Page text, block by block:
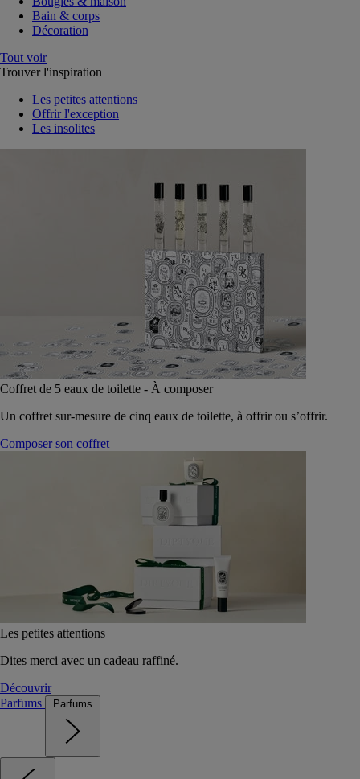
Bain & corps
Décoration
Tout voir
Trouver l'inspiration
Les petites attentions
Offrir l'exception
Les insolites
Coffret de 5 eaux de toilette - À composer
Un coffret sur-mesure de cinq eaux de toilette, à offrir ou s’offrir.
Composer son coffret
Les petites attentions
Dites merci avec un cadeau raffiné.
Découvrir
Parfums
Parfums